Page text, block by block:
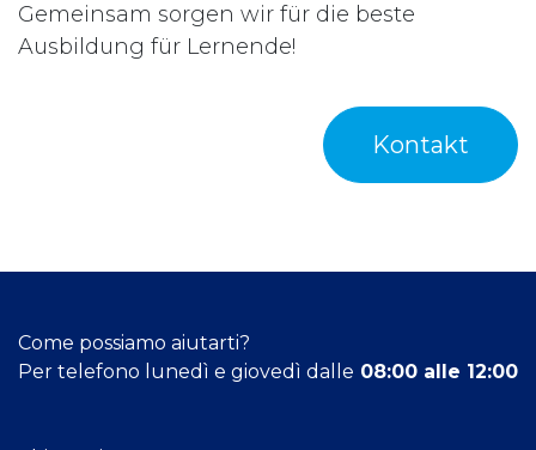
Gemeinsam sorgen wir für die beste
Ausbildung für Lernende!
Kontakt
Come possiamo aiutarti?
Per telefono lunedì e giovedì dalle 08:00 alle 12:00